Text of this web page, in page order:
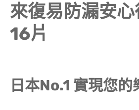
來復易防漏安
16片
日本No.1 實現您的